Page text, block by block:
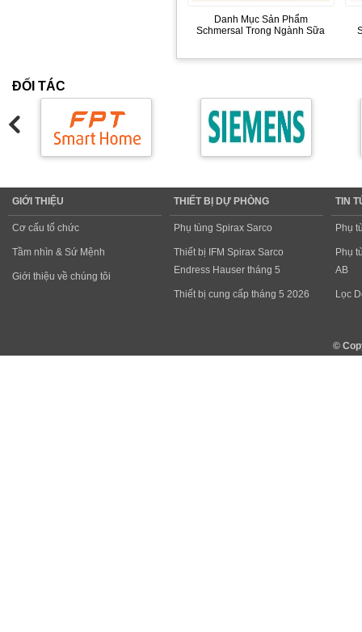
Danh Mục Sản Phẩm
Schmersal Trong Ngành Sữa
ĐỐI TÁC
GIỚI THIỆU
Cơ cấu tổ chức
Tầm nhìn & Sứ Mệnh
Giới thiệu về chúng tôi
THIẾT BỊ DỰ PHÒNG
Phụ tùng Spirax Sarco
Thiết bị IFM Spirax Sarco
Endress Hauser tháng 5
Thiết bị cung cấp tháng 5 2026
TIN
Phụ
Phụ
AB
Lọc
©